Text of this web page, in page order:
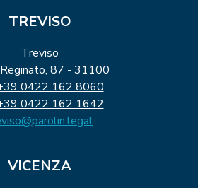
TREVISO
Treviso
87 - 31100
0422 162 8060
0422 162 1642
VICENZA